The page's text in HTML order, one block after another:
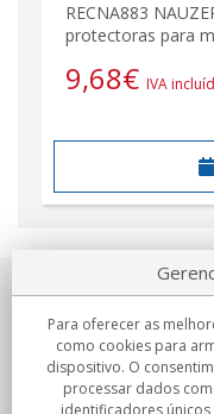
RECNA883
protectoras para
9,68€ IVA
Sobre nosotros
Compromissos
Para oferecer as
como cookies para
dispositivo. O
processar dados
identificadores